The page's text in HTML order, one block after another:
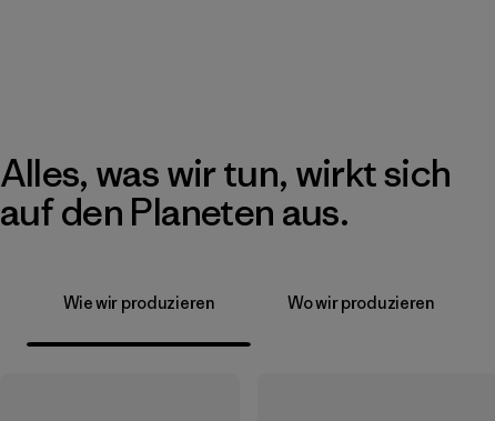
Alles, was wir tun, wirkt sich
auf den Planeten aus.
Wie wir produzieren Wo wir produzieren